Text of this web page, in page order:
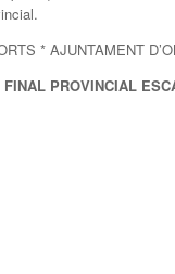
* AJUNTAMENT
FINAL PROVINCIAL